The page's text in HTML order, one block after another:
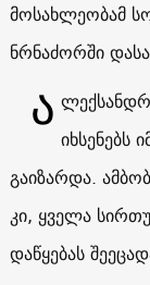
მოსახლეობამ
ნრნაძორში
Ა ლექსანდრ
იხსენებს
გაიზარდა.
კი, ყველა
დაწყებას